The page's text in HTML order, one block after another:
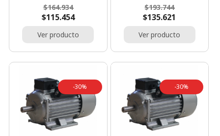
$164.934
$115.454
Ver producto
$193.744
$135.621
Ver producto
-30% -30%